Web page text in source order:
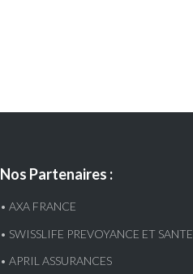
Nos Partenaires :
• AXA FRANCE
• SWISSLIFE PREVOYANCE ET SANTE
• APRIL ASSURANCES